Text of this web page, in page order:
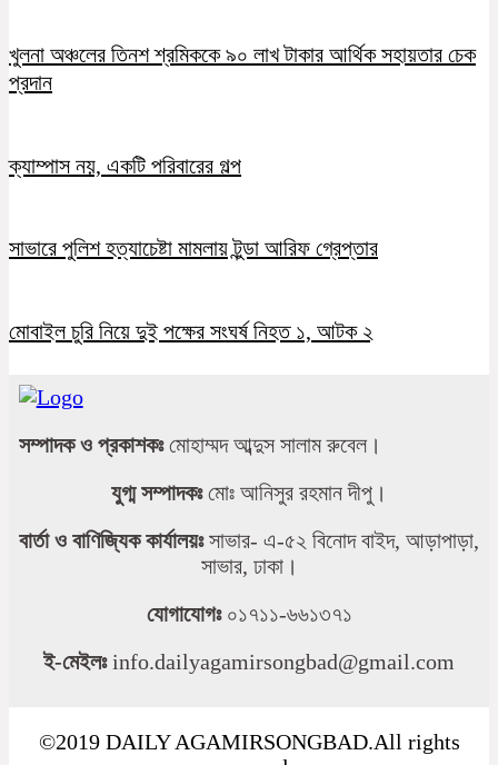
খুলনা অঞ্চলের তিনশ শ্রমিককে ৯০ লাখ টাকার আর্থিক সহায়তার চেক
প্রদান
ক্যাম্পাস নয়, একটি পরিবারের গল্প
সাভারে পুলিশ হত্যাচেষ্টা মামলায় টুন্ডা আরিফ গ্রেপ্তার
মোবাইল চুরি নিয়ে দুই পক্ষের সংঘর্ষ নিহত ১, আটক ২
সম্পাদক ও প্রকাশকঃমোহাম্মদ আব্দুস সালাম রুবেল।
যুগ্ম সম্পাদকঃমোঃ আনিসুর রহমান দীপু।
বার্তা ও বাণিজ্যিক কার্যালয়ঃসাভার- এ-৫২ বিনোদ বাইদ, আড়াপাড়া,
সাভার, ঢাকা।
যোগাযোগঃ০১৭১১-৬৬১৩৭১
ই-মেইলঃinfo.dailyagamirsongbad@gmail.com
©2019 DAILY AGAMIRSONGBAD.All rights